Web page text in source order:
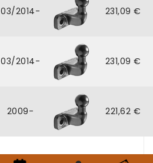
03/2014- 231,09 €
03/2014- 231,09 €
2009- 221,62 €